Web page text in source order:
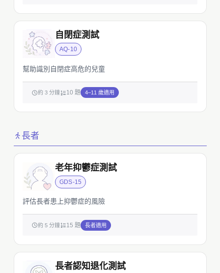
自閉症測試
AQ-10
幫助識別自閉症高危的兒童
約 3 分鐘 10 題 4–11 歲適用
長者
老年抑鬱症測試
GDS-15
評估長者患上抑鬱症的風險
約 5 分鐘 15 題 長者適用
長者認知退化測試